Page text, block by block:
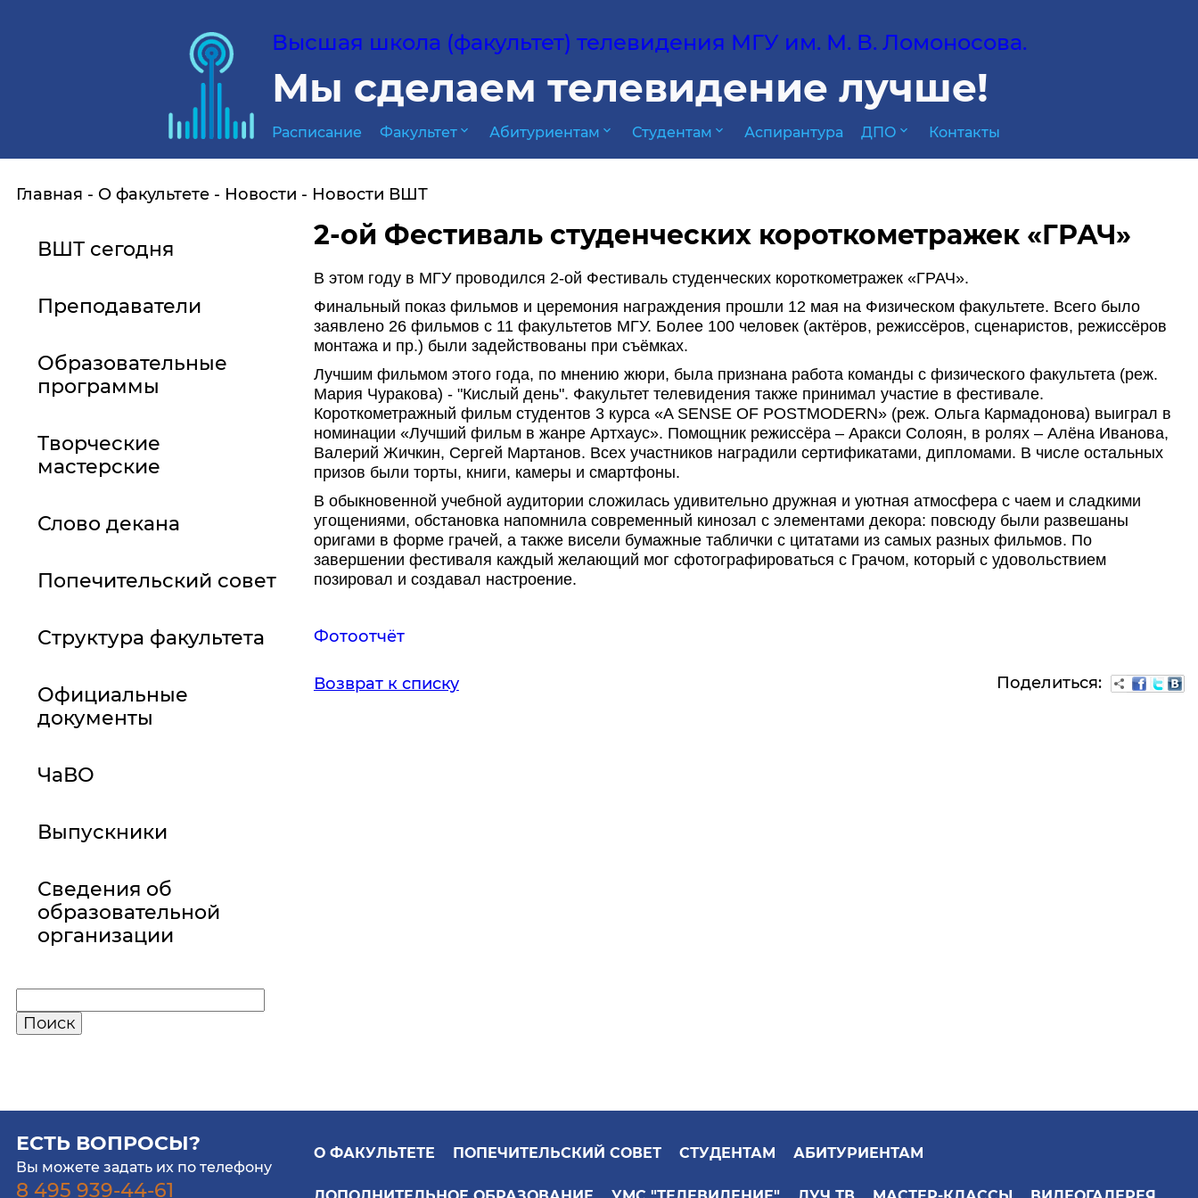
Высшая школа (факультет) телевидения МГУ им. М. В. Ломоносова.
Мы сделаем телевидение лучше!
Расписание Факультет expand_more Абитуриентам expand_more Студентам expand_more Аспирантура ДПО expand_more Контакты
Главная О факультете Новости Новости ВШТ
ВШТ сегодня
Преподаватели
Образовательные
программы
Творческие
мастерские
Слово декана
Попечительский совет
Структура факультета
Официальные
документы
ЧаВО
Выпускники
Сведения об
образовательной
организации
2-ой Фестиваль студенческих короткометражек «ГРАЧ»
В этом году в МГУ проводился 2-ой Фестиваль студенческих короткометражек «ГРАЧ».
Финальный показ фильмов и церемония награждения прошли 12 мая на Физическом факультете. Всего было
заявлено 26 фильмов с 11 факультетов МГУ. Более 100 человек (актёров, режиссёров, сценаристов, режиссёров
монтажа и пр.) были задействованы при съёмках.
Лучшим фильмом этого года, по мнению жюри, была признана работа команды с физического факультета (реж.
Мария Чуракова) - "Кислый день". Факультет телевидения также принимал участие в фестивале.
Короткометражный фильм студентов 3 курса «A SENSE OF POSTMODERN» (реж. Ольга Кармадонова) выиграл в
номинации «Лучший фильм в жанре Артхаус». Помощник режиссёра – Аракси Солоян, в ролях – Алёна Иванова,
Валерий Жичкин, Сергей Мартанов. Всех участников наградили сертификатами, дипломами. В числе остальных
призов были торты, книги, камеры и смартфоны.
В обыкновенной учебной аудитории сложилась удивительно дружная и уютная атмосфера с чаем и сладкими
угощениями, обстановка напомнила современный кинозал с элементами декора: повсюду были развешаны
оригами в форме грачей, а также висели бумажные таблички с цитатами из самых разных фильмов. По
завершении фестиваля каждый желающий мог сфотографироваться с Грачом, который с удовольствием
позировал и создавал настроение.
Фотоотчёт
Возврат к списку Поделиться:
ЕСТЬ ВОПРОСЫ?
Вы можете задать их по телефону
8 495 939-44-61
О ФАКУЛЬТЕТЕ ПОПЕЧИТЕЛЬСКИЙ СОВЕТ СТУДЕНТАМ АБИТУРИЕНТАМ